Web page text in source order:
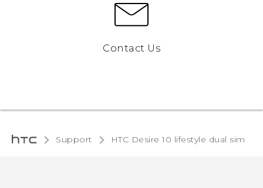
Contact Us
Support HTC Desire 10 lifestyle dual sim‎